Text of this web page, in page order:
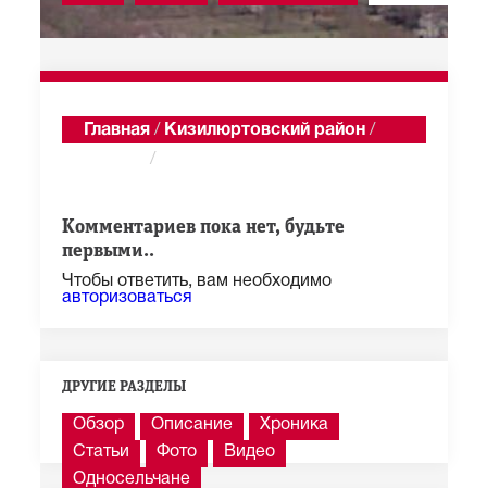
Главная / Кизилюртовский район /
/
Показать последние 100 из 1 285 сообщений
Комментариев пока нет, будьте
первыми..
Чтобы ответить, вам необходимо
авторизоваться
ДРУГИЕ РАЗДЕЛЫ
Обзор Описание
Хроника
Статьи
Фото
Видео
Односельчане